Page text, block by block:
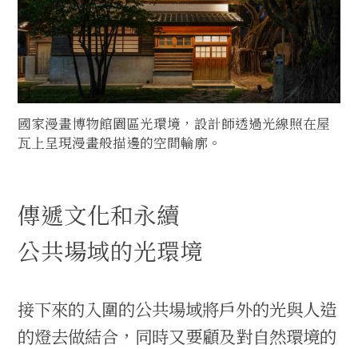
國家漫畫博物館園區光環境，設計師透過光線照在屋
瓦上呈現漫畫般描邊的空間輪廓。
傳遞文化和永續
公共場域的光環境
接下來的入圍的公共場域將戶外的光與人造
的燈去做結合，同時又要顧及對自然環境的